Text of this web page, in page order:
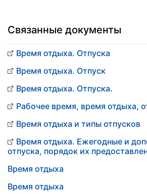
Связанные документы
Время отдыха. Отпуска
Время отдыха. Отпуск
Время отдыха. Отпуска.
Рабочее время, время отдыха,
Время отдыха и типы отпусков
Время отдыха. Ежегодные и
отпуска, порядок их
Время отдыха
Время отдыха